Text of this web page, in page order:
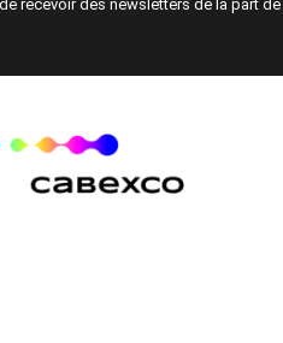
recevoir des newsletters de la part